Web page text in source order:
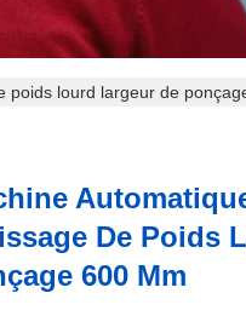
poids lourd largeur de
De Poids
600 Mm